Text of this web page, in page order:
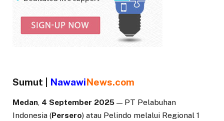
Sumut | NawawiNews.com
Medan, 4 September 2025 — PT Pelabuhan
Indonesia (Persero) atau Pelindo melalui Regional 1